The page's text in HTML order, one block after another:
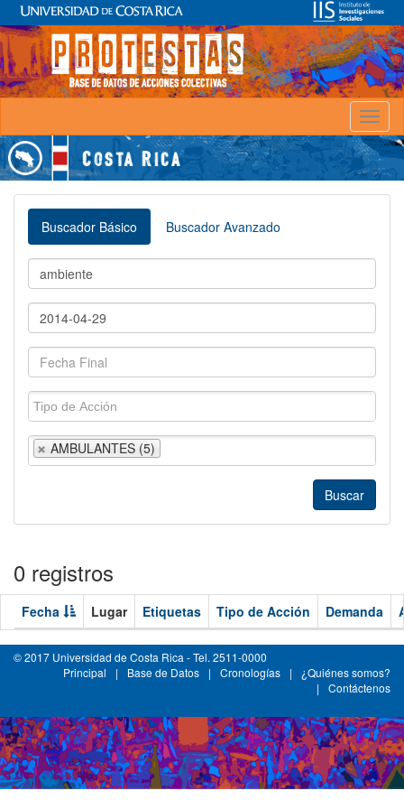
Buscador Básico Buscador Avanzado
AMBULANTES (5)
0 registros
Fecha Lugar Etiquetas Tipo de Acción Demanda
© 2017 Universidad de Costa Rica - Tel. 2511-0000
Principal
| Base de Datos | Cronologías |
¿Quiénes somos?
|
Contáctenos